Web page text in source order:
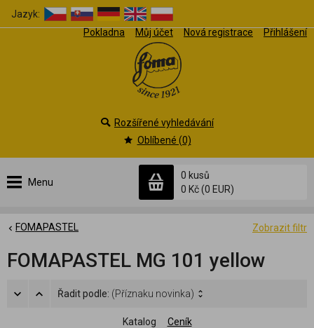
Jazyk:
Pokladna
Můj účet Nová registrace Přihlášení
Menu
0 kusů
0 Kč(0 EUR)
Rozšířené vyhledávání
Oblíbené (0)
Zobrazit filtr
FOMAPASTEL
FOMAPASTEL MG 101 yellow
Řadit podle: (Příznaku novinka)
Katalog Ceník